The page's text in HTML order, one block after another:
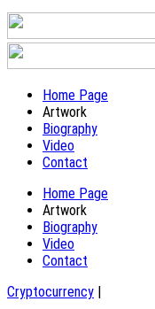
Home Page
Artwork
Biography
Video
Contact
Home Page
Artwork
Biography
Video
Contact
Cryptocurrency |